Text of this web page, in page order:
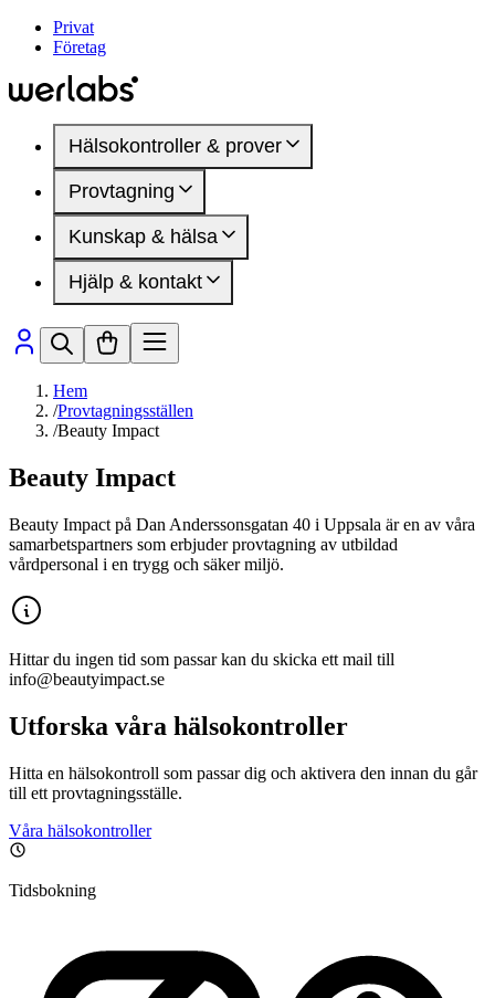
Privat
Företag
Hälsokontroller & prover
Hälsokontroller
Kvinnohälsa
Manlig hälsa
DEXA-undersökning
Mindre blodprov
Hälsomarkörer
Medlemskap
Presentkort
Provtagning
Provtagningsställen
Inför provtagning
Kunskap & hälsa
Artiklar
Hälsoområden
Sjukdomar & besvär
Hälsomarkörer
Hjälp & kontakt
Så fungerar det
Vanliga frågor
Hem
/Provtagningsställen
/Beauty Impact
Beauty Impact
Beauty Impact på Dan Anderssonsgatan 40 i Uppsala är en av våra
samarbetspartners som erbjuder provtagning av utbildad
vårdpersonal i en trygg och säker miljö.
Hittar du ingen tid som passar kan du skicka ett mail till
info@beautyimpact.se
Utforska våra hälsokontroller
Hitta en hälsokontroll som passar dig och aktivera den innan du går
till ett provtagningsställe.
Våra hälsokontroller
Tidsbokning